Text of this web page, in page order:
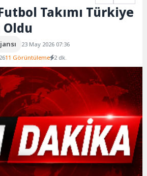
Takımı Türkiye
23 May 2026 07:36
11 Görüntüleme 2 dk.